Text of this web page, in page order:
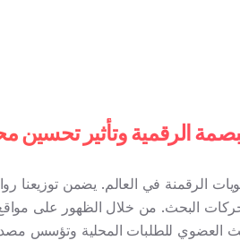
الرقمية وتأثير تحسين
البحث. من خلال الظهور على مواقع
العضوي للطلبات المحلية وتؤسس